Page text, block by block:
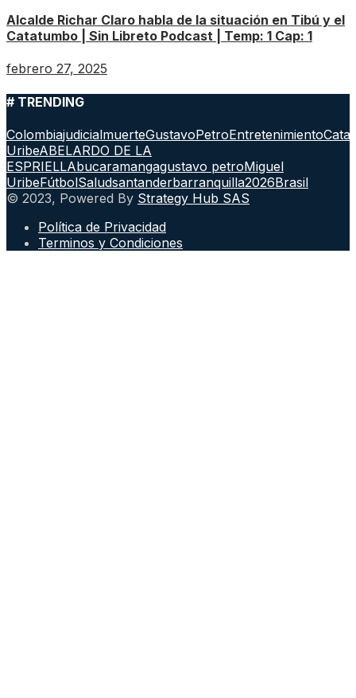
Alcalde Richar Claro habla de la situación en Tibú y el
Catatumbo | Sin Libreto Podcast | Temp: 1 Cap: 1
febrero 27, 2025
# TRENDING
ColombiajudicialmuerteGustavoPetroEntretenimiento
UribeABELARDO DE LA
ESPRIELLAbucaramangagustavo petroMiguel
UribeFútbolSaludsantanderbarranquilla2026Brasil
© 2023, Powered By Strategy Hub SAS
Política de Privacidad
Terminos y Condiciones